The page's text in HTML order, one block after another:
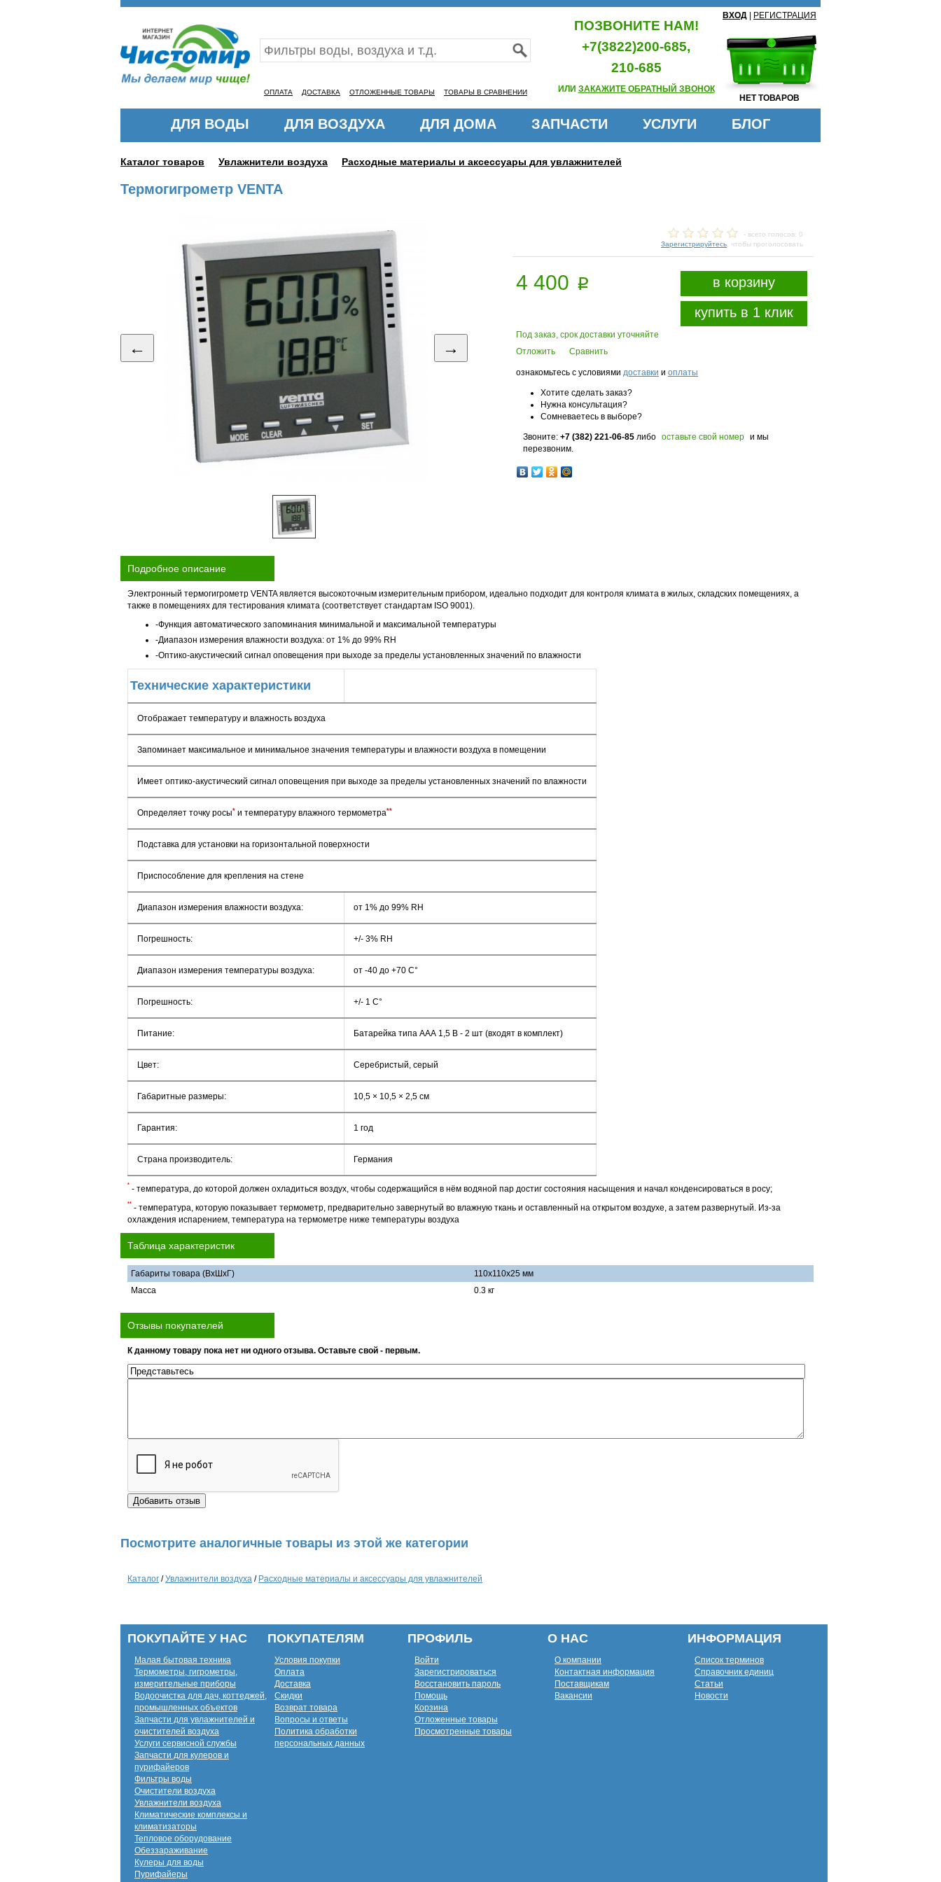
ОПЛАТА ДОСТАВКА ОТЛОЖЕННЫЕ ТОВАРЫ ТОВАРЫ В СРАВНЕНИИ
ПОЗВОНИТЕ НАМ!
+7(3822)200-685,
210-685
ИЛИ ЗАКАЖИТЕ ОБРАТНЫЙ ЗВОНОК
ВХОД РЕГИСТРАЦИЯ
НЕТ ТОВАРОВ
ДЛЯ ВОДЫ ДЛЯ ВОЗДУХА ДЛЯ ДОМА ЗАПЧАСТИ УСЛУГИ БЛОГ
Каталог товаров Увлажнители воздуха Расходные материалы и аксессуары для увлажнителей
Термогигрометр VENTA
← →
- всего голосов: 0
Зарегистрируйтесь , чтобы проголосовать
4 400 p
в корзину
купить в 1 клик
Под заказ, срок доставки уточняйте
Отложить
Сравнить
ознакомьтесь с условиями доставки и оплаты
Хотите сделать заказ?
Нужна консультация?
Сомневаетесь в выборе?
Звоните: +7 (382) 221-06-85 либо оставьте свой номер и мы
перезвоним.
Подробное описание
Электронный термогигрометр VENTA является высокоточным измерительным прибором, идеально подходит для контроля климата в жилых, складских помещениях, а
также в помещениях для тестирования климата (соответствует стандартам ISO 9001).
-Функция автоматического запоминания минимальной и максимальной температуры
-Диапазон измерения влажности воздуха: от 1% до 99% RH
-Оптико-акустический сигнал оповещения при выходе за пределы установленных значений по влажности
Технические характеристики
Отображает температуру и влажность воздуха
Запоминает максимальное и минимальное значения температуры и влажности воздуха в помещении
Имеет оптико-акустический сигнал оповещения при выходе за пределы установленных значений по влажности
Определяет точку росы* и температуру влажного термометра**
Подставка для установки на горизонтальной поверхности
Приспособление для крепления на стене
Диапазон измерения влажности воздуха: от 1% до 99% RH
Погрешность: +/- 3% RH
Диапазон измерения температуры воздуха: от -40 до +70 С°
Погрешность: +/- 1 С°
Питание: Батарейка типа ААА 1,5 В - 2 шт (входят в комплект)
Цвет: Серебристый, серый
Габаритные размеры: 10,5 × 10,5 × 2,5 см
Гарантия: 1 год
Страна производитель: Германия
* - температура, до которой должен охладиться воздух, чтобы содержащийся в нём водяной пар достиг состояния насыщения и начал конденсироваться в росу;
** - температура, которую показывает термометр, предварительно завернутый во влажную ткань и оставленный на открытом воздухе, а затем развернутый. Из-за
охлаждения испарением, температура на термометре ниже температуры воздуха
Таблица характеристик
Габариты товара (ВхШхГ)
110х110х25 мм
Масса
0.3 кг
Отзывы покупателей
К данному товару пока нет ни одного отзыва. Оставьте свой - первым.
Посмотрите аналогичные товары из этой же категории
Каталог /Увлажнители воздуха / Расходные материалы и аксессуары для увлажнителей
ПОКУПАЙТЕ У НАС
Малая бытовая техника
Термометры, гигрометры,
измерительные приборы
Водоочистка для дач, коттеджей,
промышленных объектов
Запчасти для увлажнителей и
очистителей воздуха
Услуги сервисной службы
Запчасти для кулеров и
пурифайеров
Фильтры воды
Очистители воздуха
Увлажнители воздуха
Климатические комплексы и
климатизаторы
Тепловое оборудование
Обеззараживание
Кулеры для воды
Пурифайеры
ПОКУПАТЕЛЯМ
Условия покупки
Оплата
Доставка
Скидки
Возврат товара
Вопросы и ответы
Политика обработки
персональных данных
ПРОФИЛЬ
Войти
Зарегистрироваться
Восстановить пароль
Помощь
Корзина
Отложенные товары
Просмотренные товары
О НАС
О компании
Контактная информация
Поставщикам
Вакансии
ИНФОРМАЦИЯ
Список терминов
Справочник единиц
Статьи
Новости